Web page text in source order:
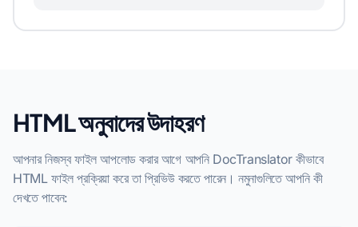
HTML অনুবাদের উদাহরণ
আপনার নিজস্ব ফাইল আপলোড করার আগে আপনি DocTranslator কীভাবে
HTML ফাইল প্রক্রিয়া করে তা প্রিভিউ করতে পারেন। নমুনাগুলিতে আপনি কী
দেখতে পাবেন: